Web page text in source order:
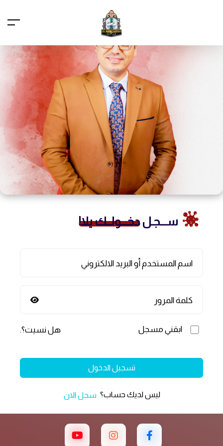
ســـجـلدخـــولــك يلا!
اسم المستخدم أو البريد الالكتروني
كلمة المرور
ابقني مسجل هل نسيت؟.
تسجيل الدخول
ليس لديك حساب؟ سجل الان